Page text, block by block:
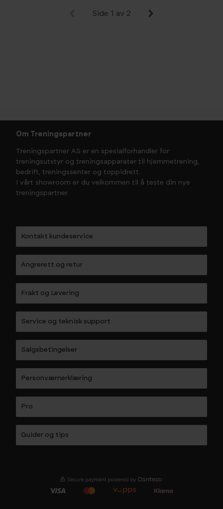
Side 1 av 2
Om Treningspartner
Treningspartner AS er en spesialforhandler for
treningsutstyr og treningsapparater til hjemmetrening,
bedrift, treningssenter og toppidrett.
I vårt showroom er du velkommen til å teste din nye
treningspartner.
Kontakt kundeservice
Angrerett og retur
Frakt og Levering
Service og teknisk support
Salgsbetingelser
Personværnerklæring
Pro
Guider og tips